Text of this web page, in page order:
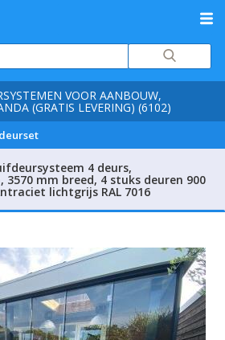
VOOR AANBOUW,
(GRATIS LEVERING) (6102)
4 deurs,
3570 mm breed, 4 stuks deuren 900
lichtgrijs RAL 7016